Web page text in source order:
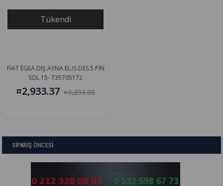
Tükendi
FİAT EGEA DIŞ AYNA EL.IS.DES.5 PİN
SOL.15- 735705172
¤2,933.37 ¤3,293.00
SİPARİŞ ÖNCESİ